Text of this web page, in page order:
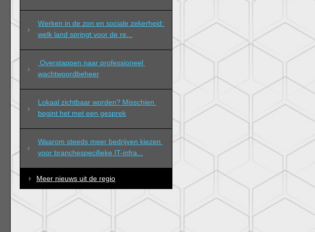
Werken in de zon en sociale zekerheid:
welk land springt voor de re...
wachtwoordbeheer
Lokaal zichtbaar worden? Misschien
begint het met een gesprek
Waarom steeds meer bedrijven kiezen
voor branchespecifieke IT-infra...
Meer nieuws uit de regio